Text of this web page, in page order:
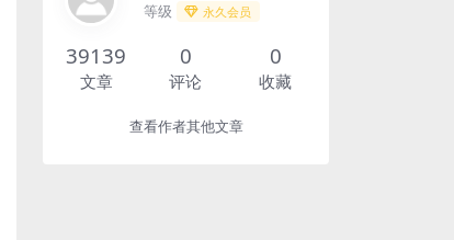
等级 永久会员
39139
文章
0
评论
0
收藏
查看作者其他文章